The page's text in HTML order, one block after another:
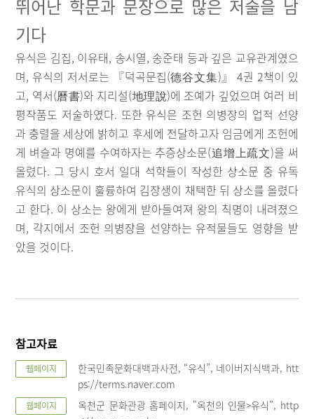
뛰어난 학문과 문장으로 많은 저술을 남
기다
유식은 김집, 이유태, 송시열, 송준태 등과 깊은 교유관계였으
며, 유식의 저서로는 『덕곡문집(德谷文集)』 4권 2책이 있
고, 역서(曆書)와 지리설(地理說)에 조예가 깊었으며 여러 비
평작품도 저술하였다. 또한 유식은 조헌 의병장의 업적 선양
과 충렬을 세상에 밝히고 후세에 전달하고자 임금에게 조헌에
게 벼슬과 명예를 수여하자는 추증상소문(追增上疏文)을 써
올렸다. 그 당시 호서 일대 석학들이 작성한 상소문 중 유독
유식의 상소문이 훌륭하여 김장생이 채택한 뒤 상소를 올렸다
고 한다. 이 상소는 왕에게 받아들여져 왕의 칙명이 내려졌으
며, 각지에서 조헌 의병장을 선양하는 유적물들도 영향을 받
았을 것이다.
참고자료
웹페이지
한국민족문화대백과사전, “유식”, 네이버지식백과, htt
ps://terms.naver.com
웹페이지
옥천군 문화관광 홈페이지, "옥천의 인물>유식”, http